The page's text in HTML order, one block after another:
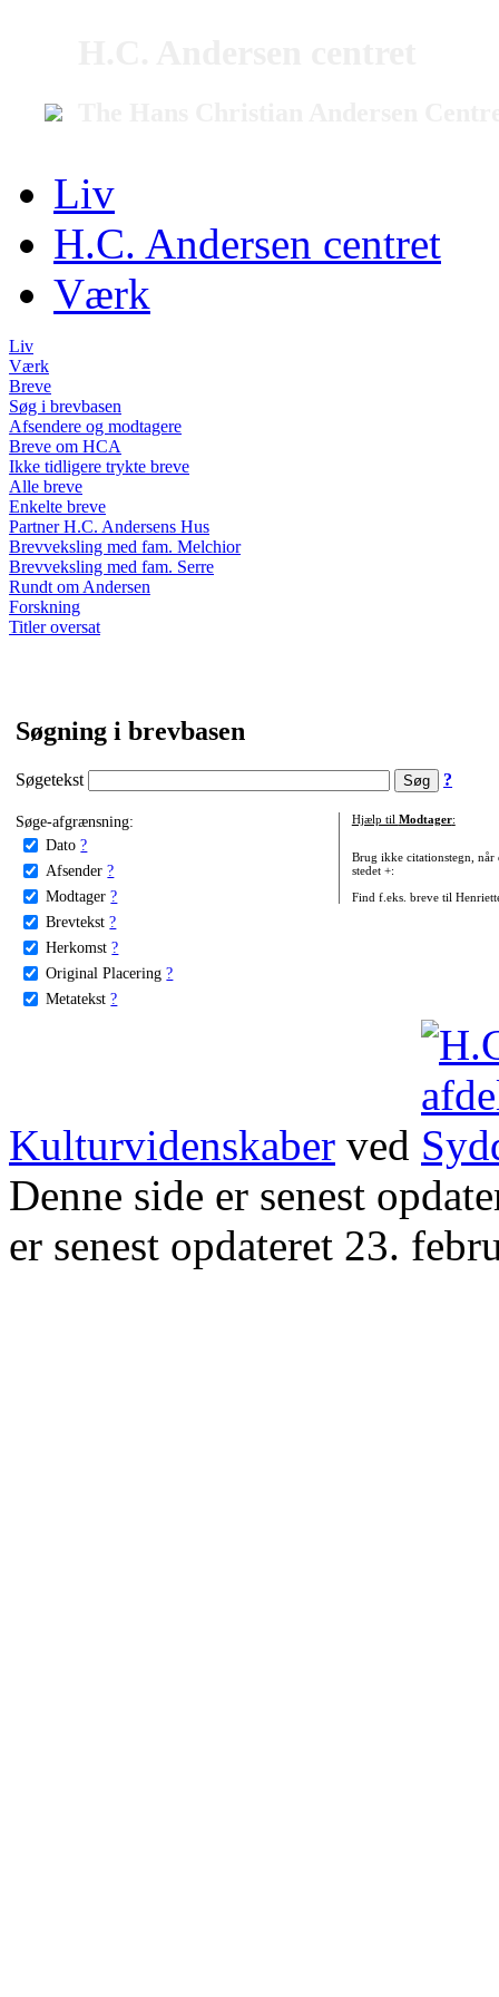
Liv
H.C. Andersen centret
Værk
Liv
Værk
Breve
Søg i brevbasen
Afsendere og modtagere
Breve om HCA
Ikke tidligere trykte breve
Alle breve
Enkelte breve
Partner H.C. Andersens Hus
Brevveksling med fam. Melchior
Brevveksling med fam. Serre
Rundt om Andersen
Forskning
Titler oversat
Søgning i brevbasen
Søgetekst ?
Søge-afgrænsning:
Dato ?
Afsender ?
Modtager ?
Brevtekst ?
Herkomst ?
Original Placering ?
Metatekst ?
Hjælp til Modtager:
Brug ikke citationstegn, når
stedet +:
Find f.eks. breve til
Kulturvidenskaber ved
Denne side er senest
er senest opdateret 23.